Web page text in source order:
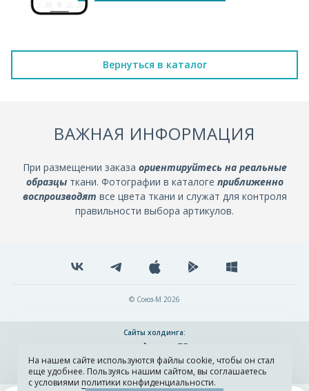
Вернуться в каталог
ВАЖНАЯ ИНФОРМАЦИЯ
При размещении заказа ориентируйтесь на реальные
образцыткани. Фотографии в каталоге приближенно
воспроизводят все цвета ткани и служат для контроля
правильности выбора артикулов.
© Союз-М 2026
Сайты холдинга:
Разработка и поддержка сайта ADN
На нашем сайте используются файлы cookie, чтобы он стал
еще удобнее. Пользуясь нашим сайтом, вы соглашаетесь
с условиями политики конфиденциальности.